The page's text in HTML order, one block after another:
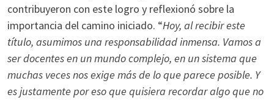
contribuyeron con este logro y reflexionó sobre la
importancia del camino iniciado. “Hoy, al recibir este
título, asumimos una responsabilidad inmensa. Vamos a
ser docentes en un mundo complejo, en un sistema que
muchas veces nos exige más de lo que parece posible. Y
es justamente por eso que quisiera recordar algo que no